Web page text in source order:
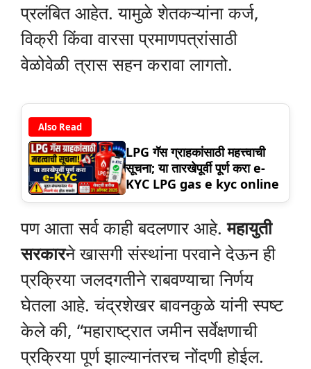
प्रलंबित आहेत. यामुळे शेतकऱ्यांना कर्ज,
विक्री किंवा वारसा प्रमाणपत्रांसाठी
वेळोवेळी त्रास सहन करावा लागतो.
Also Read
LPG गॅस ग्राहकांसाठी महत्त्वाची
सूचना; या तारखेपूर्वी पूर्ण करा e-
KYC LPG gas e kyc online
पण आता सर्व काही बदलणार आहे.महायुती
सरकारने खासगी संस्थांना परवाने देऊन ही
प्रक्रिया जलदगतीने राबवण्याचा निर्णय
घेतला आहे. चंद्रशेखर बावनकुळे यांनी स्पष्ट
केले की, “महाराष्ट्रात जमीन सर्वेक्षणाची
प्रक्रिया पूर्ण झाल्यानंतरच नोंदणी होईल.